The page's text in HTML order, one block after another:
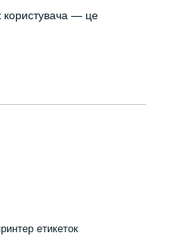
користувача — це